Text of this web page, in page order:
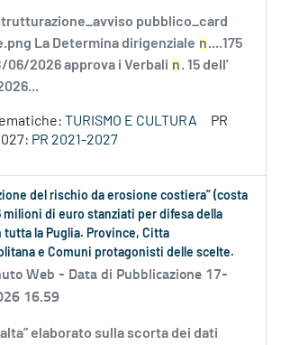
pubblico_card
La Determina dirigenziale n....175
06/2026 approva i Verbali n. 15 dell'
TURISMO E CULTURA
PR
PR 2021-2027
del rischio da erosione costiera” (costa
milioni di euro stanziati per difesa della
tutta la Puglia. Province, Citta
e Comuni protagonisti delle scelte.
Web - Data di Pubblicazione 17-
16.59
elaborato sulla scorta dei dati